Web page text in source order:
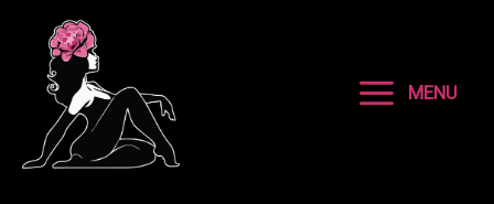
sisältöön
MENU